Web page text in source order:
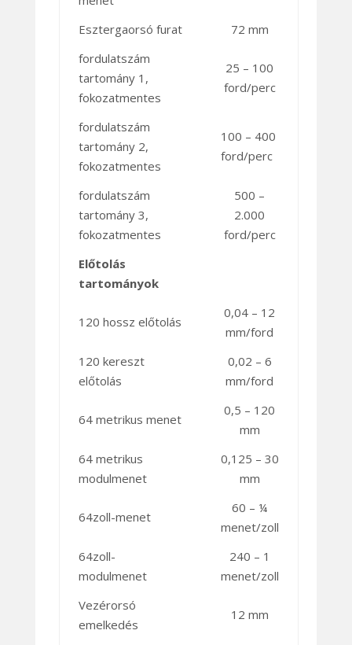
Esztergaorsó furat
72 mm
fordulatszám
tartomány 1,
fokozatmentes
25 – 100
ford/perc
fordulatszám
tartomány 2,
fokozatmentes
100 – 400
ford/perc
fordulatszám
tartomány 3,
fokozatmentes
500 –
2.000
ford/perc
Előtolás
tartományok
120 hossz előtolás
0,04 – 12
mm/ford
120 kereszt
előtolás
0,02 – 6
mm/ford
64 metrikus menet
0,5 – 120
mm
64 metrikus
modulmenet
0,125 – 30
mm
64zoll-menet
60 – ¼
menet/zoll
64zoll-
modulmenet
240 – 1
menet/zoll
Vezérorsó
emelkedés
12 mm